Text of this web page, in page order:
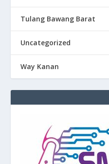
Tulang Bawang Barat
Uncategorized
Way Kanan